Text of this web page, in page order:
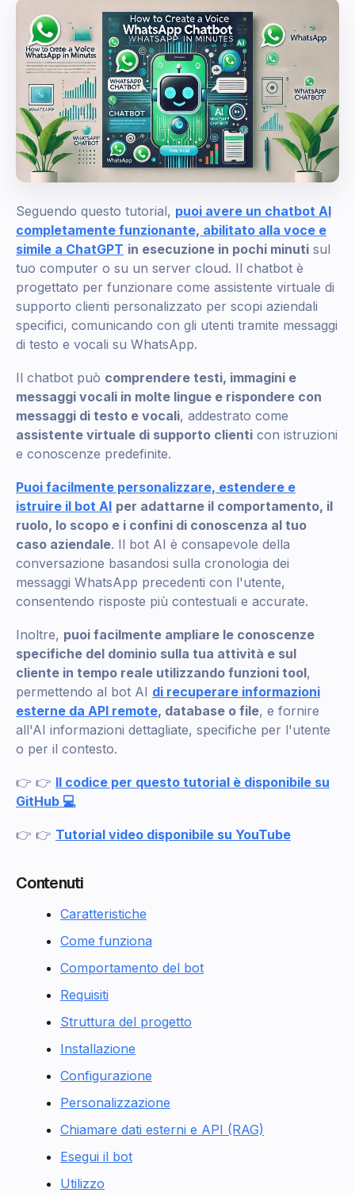
Seguendo questo tutorial, puoi avere un chatbot AI
completamente funzionante, abilitato alla voce e
simile a ChatGPT in esecuzione in pochi minuti sul
tuo computer o su un server cloud. Il chatbot è
progettato per funzionare come assistente virtuale di
supporto clienti personalizzato per scopi aziendali
specifici, comunicando con gli utenti tramite messaggi
di testo e vocali su WhatsApp.
Il chatbot può comprendere testi, immagini e
messaggi vocali in molte lingue e rispondere con
messaggi di testo e vocali, addestrato come
assistente virtuale di supporto clienti con istruzioni
e conoscenze predefinite.
Puoi facilmente personalizzare, estendere e
istruire il bot AI per adattarne il comportamento, il
ruolo, lo scopo e i confini di conoscenza al tuo
caso aziendale. Il bot AI è consapevole della
conversazione basandosi sulla cronologia dei
messaggi WhatsApp precedenti con l'utente,
consentendo risposte più contestuali e accurate.
Inoltre, puoi facilmente ampliare le conoscenze
specifiche del dominio sulla tua attività e sul
cliente in tempo reale utilizzando funzioni tool,
permettendo al bot AI di recuperare informazioni
esterne da API remote, database o file, e fornire
all'AI informazioni dettagliate, specifiche per l'utente
o per il contesto.
👉 👉 Il codice per questo tutorial è disponibile su
GitHub 💻
👉 👉 Tutorial video disponibile su YouTube
Contenuti
Caratteristiche
Come funziona
Comportamento del bot
Requisiti
Struttura del progetto
Installazione
Configurazione
Personalizzazione
Chiamare dati esterni e API (RAG)
Esegui il bot
Utilizzo